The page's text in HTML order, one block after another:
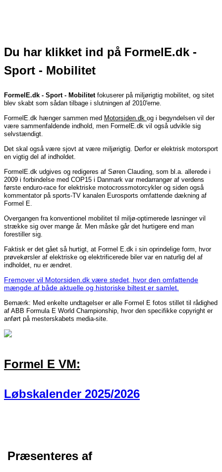
Du har klikket ind på FormelE.dk -
Sport - Mobilitet
FormelE.dk - Sport - Mobilitetfokuserer på miljørigtig mobilitet, og sitet
blev skabt som sådan tilbage i slutningen af 2010'erne.
FormelE.dk hænger sammen med Motorsiden.dk og i begyndelsen vil der
være sammenfaldende indhold, men FormelE.dk vil også udvikle sig
selvstændigt.
Det skal også være sjovt at være miljørigtig. Derfor er elektrisk motorsport
en vigtig del af indholdet.
FormelE.dk udgives og redigeres af Søren Clauding, som bl.a. allerede i
2009 i forbindelse med COP15 i Danmark var medarrangør af verdens
første enduro-race for elektriske motocrossmotorcykler og siden også
kommentator på sports-TV kanalen Eurosports omfattende dækning af
Formel E.
Overgangen fra konventionel mobilitet til miljø-optimerede løsninger vil
strække sig over mange år. Men måske går det hurtigere end man
forestiller sig.
Faktisk er det gået så hurtigt, at Formel E.dk i sin oprindelige form, hvor
prøvekørsler af elektriske og elektrificerede biler var en naturlig del af
indholdet, nu er ændret.
Fremover vil Motorsiden.dk være stedet, hvor den omfattende
mængde af både aktuelle og historiske biltest er samlet.
Bemærk: Med enkelte undtagelser er alle Formel E fotos stillet til rådighed
af ABB Formula E World Championship, hvor den specifikke copyright er
anført på mesterskabets media-site.
Formel E VM:
Løbskalender 2025/2026
Præsenteres af